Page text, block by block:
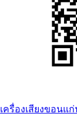
เครื่องเสียงขอนแ